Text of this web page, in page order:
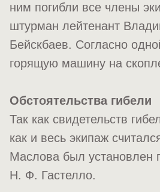
ним погибли все члены
штурман лейтенант
Бейскбаев. Согласно
горящую машину на
Обстоятельства гибели
Так как свидетельств
как и весь экипаж
Маслова был установлен
Н. Ф. Гастелло.